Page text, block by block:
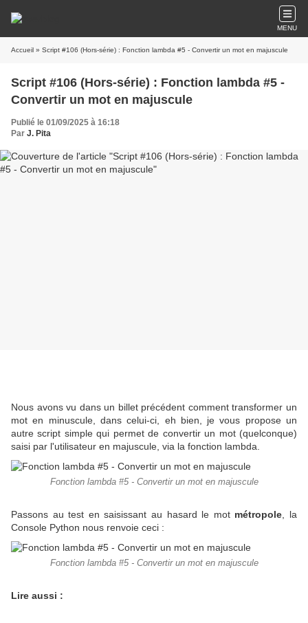
MENU
Accueil » Script #106 (Hors-série) : Fonction lambda #5 - Convertir un mot en majuscule
Script #106 (Hors-série) : Fonction lambda #5 -
Convertir un mot en majuscule
Publié le 01/09/2025 à 16:18
Par J. Pita
Nous avons vu dans un billet précédent comment transformer un
mot en minuscule, dans celui-ci, eh bien, je vous propose un
autre script simple qui permet de convertir un mot (quelconque)
saisi par l'utilisateur en majuscule, via la fonction lambda.
Fonction lambda #5 - Convertir un mot en majuscule
Passons au test en saisissant au hasard le mot métropole , la
Console Python nous renvoie ceci :
Fonction lambda #5 - Convertir un mot en majuscule
Lire aussi :